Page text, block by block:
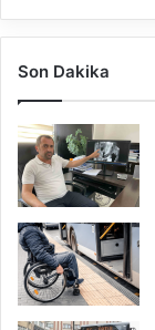
Son Dakika